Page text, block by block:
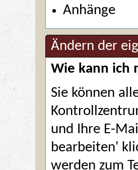
Anhänge
Ändern der
Wie kann ich
Sie können
und Ihre E-
bearbeiten'
werden zum